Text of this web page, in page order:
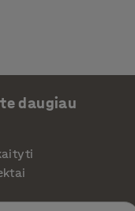
daugiau